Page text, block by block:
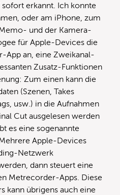
erkannt. Ich konnte
oder am iPhone, zum
und der Kamera-
für Apple-Devices die
App an, eine Zweikanal-
Zusatz-Funktionen
Zum einen kann die
(Szenen, Takes
usw.) in die Aufnahmen
Cut ausgelesen werden
es eine sogenannte
Apple-Devices
Netzwerk
dann steuert eine
Metrecorder-Apps. Diese
kann übrigens auch eine